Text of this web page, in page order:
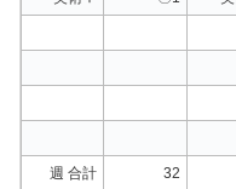
週 合計 32